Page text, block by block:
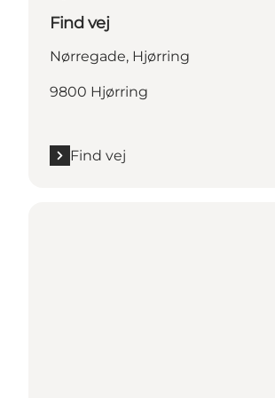
Find vej
Nørregade, Hjørring
9800 Hjørring
Find vej